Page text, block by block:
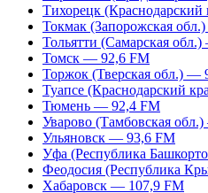
Тихорецк
Токмак (Запорожская
Тольятти (Самарская
Томск — 92,6 FM
Торжок (Тверская обл.) —
Туапсе (Краснодарский
Тюмень — 92,4 FM
Уварово (Тамбовская
Ульяновск — 93,6 FM
Уфа (Республика
Феодосия (Республика
Хабаровск — 107,9 FM